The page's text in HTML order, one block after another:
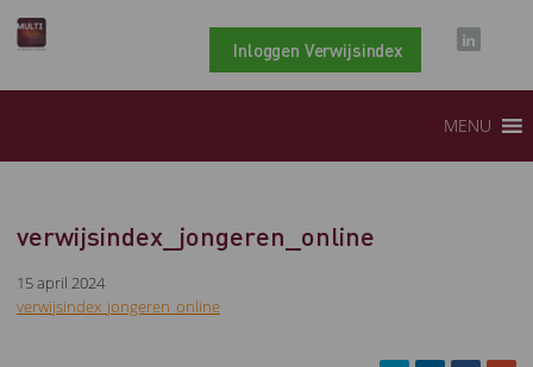
Inloggen Verwijsindex
MENU
verwijsindex_jongeren_online
15 april 2024
verwijsindex_jongeren_online